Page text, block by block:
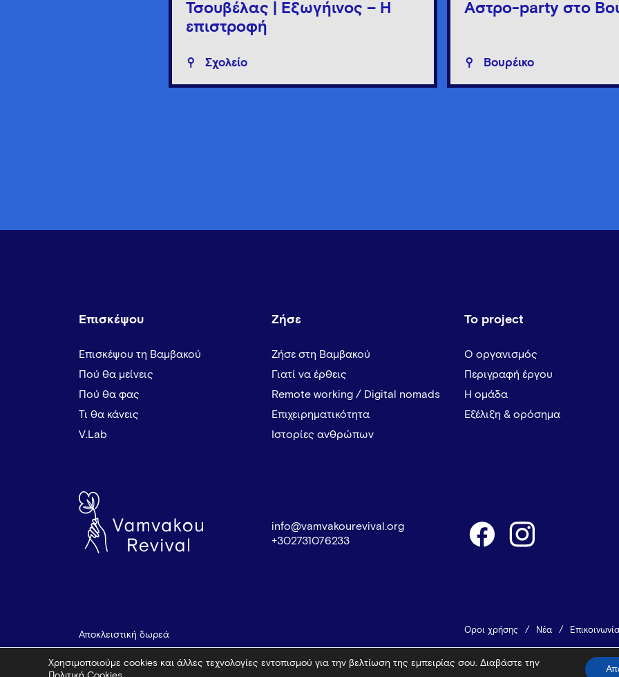
Τσουβέλας | Εξωγήινος – Η
επιστροφή
Σχολείο
Άστρο-party στο
Βουρέικο
Επισκέψου
Επισκέψου τη Βαμβακού
Πού θα μείνεις
Πού θα φας
Τι θα κάνεις
V.Lab
Ζήσε
Ζήσε στη Βαμβακού
Γιατί να έρθεις
Remote working / Digital nomads
Επιχειρηματικότητα
Ιστορίες ανθρώπων
Το project
Ο οργανισμός
Περιγραφή έργου
Η ομάδα
Εξέλιξη & ορόσημα
info@vamvakourevival.org
+302731076233
Αποκλειστική δωρεά Όροι χρήσης Νέα Επικοινωνία
© 2026 Vamvakou Revival Design
Χρησιμοποιούμε cookies και άλλες τεχνολογίες εντοπισμού για την βελτίωση της εμπειρίας σου. Διαβάστε την